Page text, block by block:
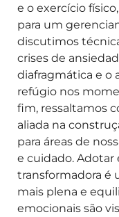
e o exercício
para um
discutimos
crises de
diafragmática e o
refúgio nos
fim, ressaltamos
aliada na
para áreas de
e cuidado. Adotar
transformadora é
mais plena e
emocionais são